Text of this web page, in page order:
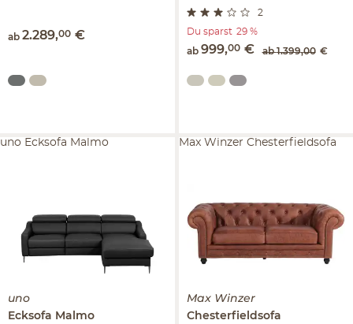
ab 2.289,00 €
2
ab 999,00 € ab 1.399,00 €
Du sparst 29 %
uno
Ecksofa Malmo
uno Ecksofa Malmo
Max Winzer
Chesterfieldsofa
Max Winzer Chesterfieldsofa